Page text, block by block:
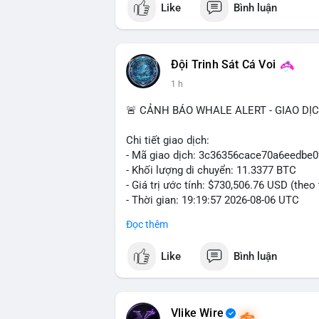
- Vùng Entry: $6.4500 - $6.4800
- Mục tiêu chốt lời (Take Profit - TP):
Lời khuyên quản trị vốn: Khối lượng lệnh
sau khi vào lệnh để bảo vệ tài khoản
#shortavax #avax6450 #bearishavax
Like Bình luận
Đội Trinh Sát Cá Voi
1 h
🚨 CẢNH BÁO WHALE ALERT - GIAO
Chi tiết giao dịch:
- Mã giao dịch:
- Khối lượng di chuyển: 11.3377 BTC
- Giá trị ước tính: $730,506.76 USD (theo
- Thời gian: 19:19:57 2026-08-06 UTC
Giao dịch 11.3377 BTC trị giá hơn 730
phải dòng tiền tổ chức khổng lồ. Hành
phản ánh hai kịch bản: hoặc cá voi
chuyển này không tạo áp lực bán đáng
Đọc thêm
Like Bình luận
Vlike Wire